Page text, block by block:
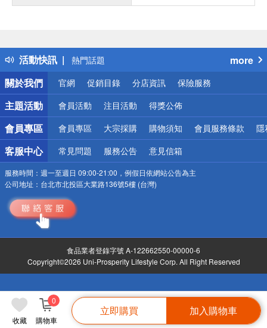
收藏 購物車
0
立即購買 加入購物車
活動快訊
得獎公告
熱門話題
銀行優惠
偏遠地區配送
詐騙網頁！請小心！
more
關於我們
官網 促銷目錄 分店資訊 保險服務
主題活動 會員活動 注目活動 得獎公佈
會員專區 會員專區 大宗採購 購物須知 會員服務條款 隱
客服中心 常見問題 服務公告 意見信箱
服務時間： 週一至週日 09:00-21:00，例假日依網站公告為主
公司地址： 台北市北投區大業路136號5樓 (台灣)
食品業者登錄字號 A-122662550-00000-6
Copyright©2026 Uni-Prosperity Lifestyle Corp. All Right Reserved